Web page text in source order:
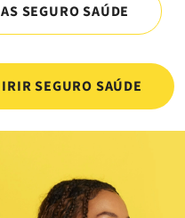
SEGURO SAÚDE
SEGURO SAÚDE